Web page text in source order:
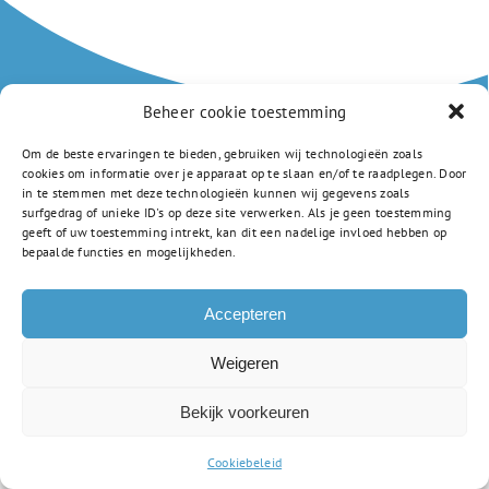
Beheer cookie toestemming
Om de beste ervaringen te bieden, gebruiken wij technologieën zoals
cookies om informatie over je apparaat op te slaan en/of te raadplegen. Door
in te stemmen met deze technologieën kunnen wij gegevens zoals
surfgedrag of unieke ID's op deze site verwerken. Als je geen toestemming
geeft of uw toestemming intrekt, kan dit een nadelige invloed hebben op
bepaalde functies en mogelijkheden.
Accepteren
Weigeren
Bekijk voorkeuren
Cookiebeleid
Amstellandlaan 1a
1382 CD Weesp
0294 805 250
info-vsc@gsf.nl
Privacyverklaring